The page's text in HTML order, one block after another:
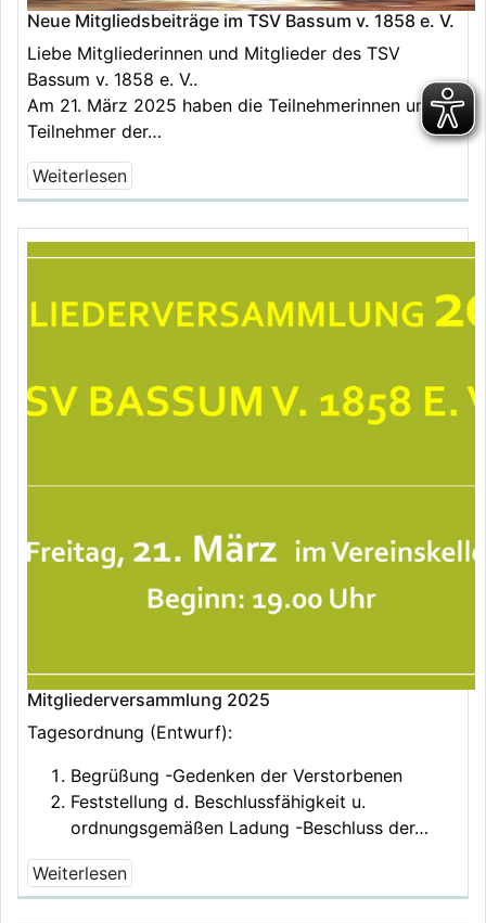
Neue Mitgliedsbeiträge im TSV Bassum v. 1858 e. V.
Liebe Mitgliederinnen und Mitglieder des TSV
Bassum v. 1858 e. V..
Am 21. März 2025 haben die Teilnehmerinnen und
Teilnehmer der…
Weiterlesen
Mitgliederversammlung 2025
Tagesordnung (Entwurf):
Begrüßung -Gedenken der Verstorbenen
Feststellung d. Beschlussfähigkeit u.
ordnungsgemäßen Ladung -Beschluss der…
Weiterlesen